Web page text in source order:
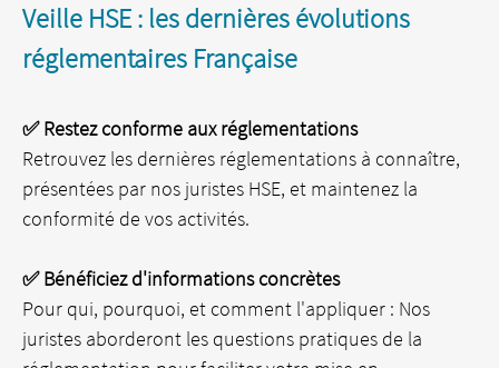
Veille HSE : les dernières évolutions
réglementaires Française
✅ Restez conforme aux réglementations
Retrouvez les dernières réglementations à connaître,
présentées par nos juristes HSE, et maintenez la
conformité de vos activités.
✅ Bénéficiez d'informations concrètes
Pour qui, pourquoi, et comment l'appliquer : Nos
juristes aborderont les questions pratiques de la